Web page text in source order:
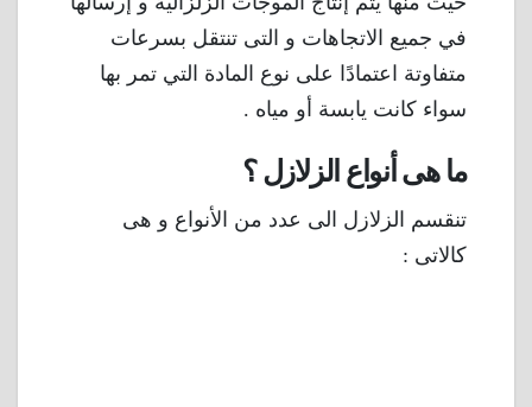
في جميع الاتجاهات و التى تنتقل بسرعات
متفاوتة اعتمادًا على نوع المادة التي تمر بها
سواء كانت يابسة أو مياه .
ما هى أنواع الزلازل ؟
تنقسم الزلازل الى عدد من الأنواع و هى
كالاتى :